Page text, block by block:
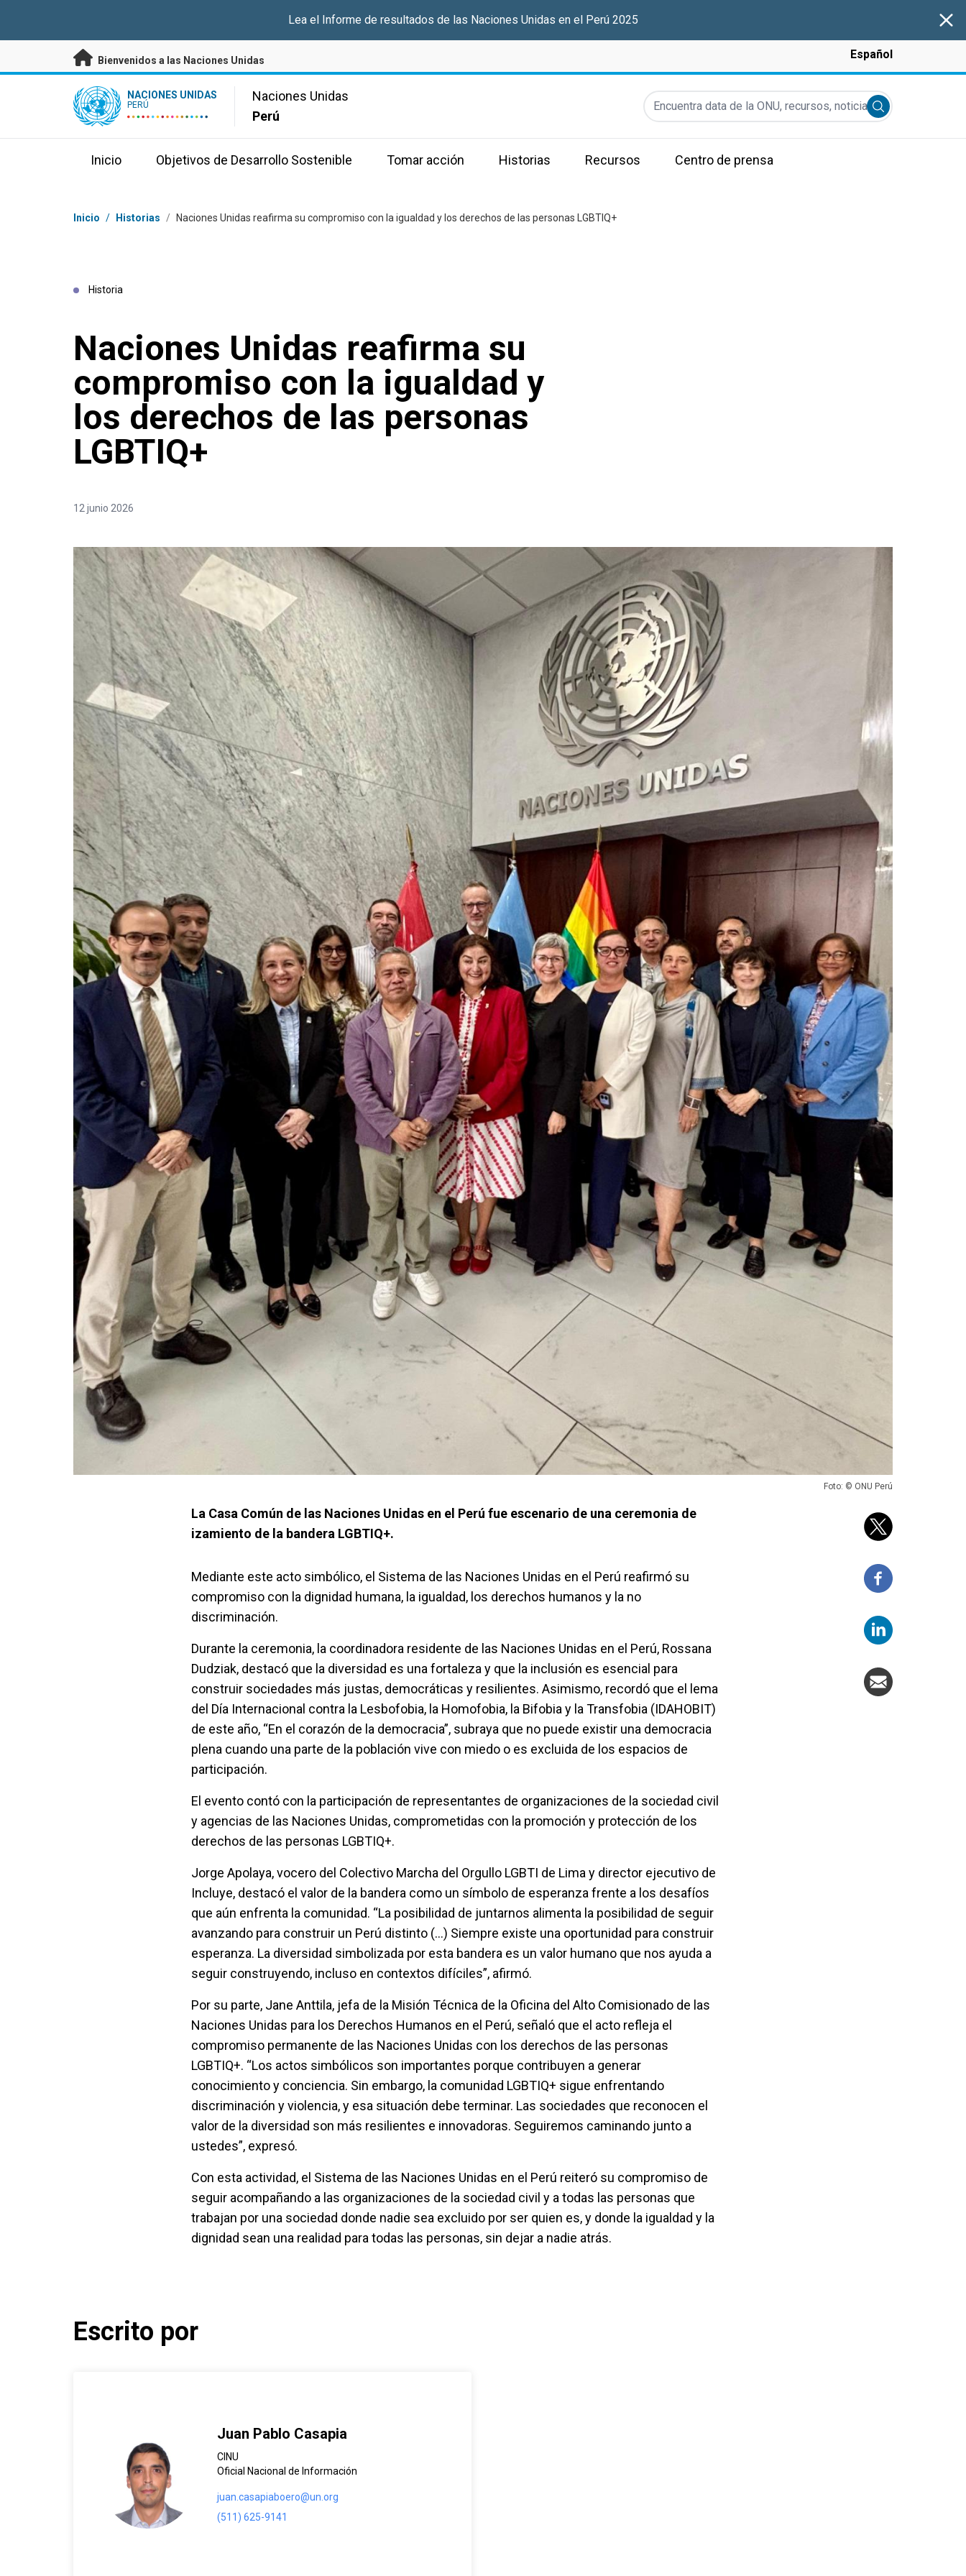
Lea el Informe de resultados de las Naciones Unidas en el Perú 2025
Bienvenidos a las Naciones Unidas Español
UN Logo NACIONES UNIDAS
PERÚ
Naciones Unidas
Perú
Encuentra data de la ONU, recursos, noticias y más...
Submit search
Inicio Objetivos de Desarrollo Sostenible Tomar acción Historias Recursos Centro de prensa
Coordenadas dentro de la ruta de navegación
Inicio / Historias / Naciones Unidas reafirma su compromiso con la igualdad y los derechos de las personas LGBTIQ+
Historia
Naciones Unidas reafirma su
compromiso con la igualdad y
los derechos de las personas
LGBTIQ+
12 junio 2026
Foto: © ONU Perú
La Casa Común de las Naciones Unidas en el Perú fue escenario de una ceremonia de
izamiento de la bandera LGBTIQ+.
Mediante este acto simbólico, el Sistema de las Naciones Unidas en el Perú reafirmó su
compromiso con la dignidad humana, la igualdad, los derechos humanos y la no
discriminación.
Durante la ceremonia, la coordinadora residente de las Naciones Unidas en el Perú, Rossana
Dudziak, destacó que la diversidad es una fortaleza y que la inclusión es esencial para
construir sociedades más justas, democráticas y resilientes. Asimismo, recordó que el lema
del Día Internacional contra la Lesbofobia, la Homofobia, la Bifobia y la Transfobia (IDAHOBIT)
de este año, “En el corazón de la democracia”, subraya que no puede existir una democracia
plena cuando una parte de la población vive con miedo o es excluida de los espacios de
participación.
El evento contó con la participación de representantes de organizaciones de la sociedad civil
y agencias de las Naciones Unidas, comprometidas con la promoción y protección de los
derechos de las personas LGBTIQ+.
Jorge Apolaya, vocero del Colectivo Marcha del Orgullo LGBTI de Lima y director ejecutivo de
Incluye, destacó el valor de la bandera como un símbolo de esperanza frente a los desafíos
que aún enfrenta la comunidad. “La posibilidad de juntarnos alimenta la posibilidad de seguir
avanzando para construir un Perú distinto (...) Siempre existe una oportunidad para construir
esperanza. La diversidad simbolizada por esta bandera es un valor humano que nos ayuda a
seguir construyendo, incluso en contextos difíciles”, afirmó.
Por su parte, Jane Anttila, jefa de la Misión Técnica de la Oficina del Alto Comisionado de las
Naciones Unidas para los Derechos Humanos en el Perú, señaló que el acto refleja el
compromiso permanente de las Naciones Unidas con los derechos de las personas
LGBTIQ+. “Los actos simbólicos son importantes porque contribuyen a generar
conocimiento y conciencia. Sin embargo, la comunidad LGBTIQ+ sigue enfrentando
discriminación y violencia, y esa situación debe terminar. Las sociedades que reconocen el
valor de la diversidad son más resilientes e innovadoras. Seguiremos caminando junto a
ustedes”, expresó.
Con esta actividad, el Sistema de las Naciones Unidas en el Perú reiteró su compromiso de
seguir acompañando a las organizaciones de la sociedad civil y a todas las personas que
trabajan por una sociedad donde nadie sea excluido por ser quien es, y donde la igualdad y la
dignidad sean una realidad para todas las personas, sin dejar a nadie atrás.
Escrito por
Juan Pablo Casapia
CINU
Oficial Nacional de Información
juan.casapiaboero@un.org
(511) 625-9141